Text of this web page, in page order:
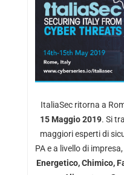
ItaliaSec ritorna a
15 Maggio 2019. Si
maggiori esperti di
PA e a livello di
Energetico, Chimico,